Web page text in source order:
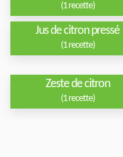
(1 recette)
Jus de citron pressé
(1 recette)
Zeste de citron
(1 recette)